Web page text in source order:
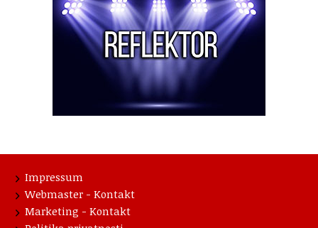
Impressum
Webmaster - Kontakt
Marketing - Kontakt